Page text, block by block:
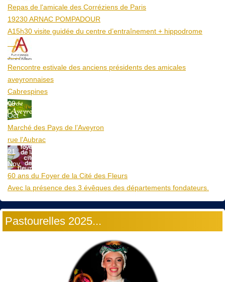
Repas de l'amicale des Corréziens de Paris
19230 ARNAC POMPADOUR
A15h30 visite guidée du centre d’entraînement + hippodrome
25
Aoû
Rencontre estivale des anciens présidents des amicales
aveyronnaises
Cabrespines
09
Oct
Marché des Pays de l’Aveyron
rue l'Aubrac
21
Nov
60 ans du Foyer de la Cité des Fleurs
Avec la présence des 3 évêques des départements fondateurs.
Pastourelles 2025...